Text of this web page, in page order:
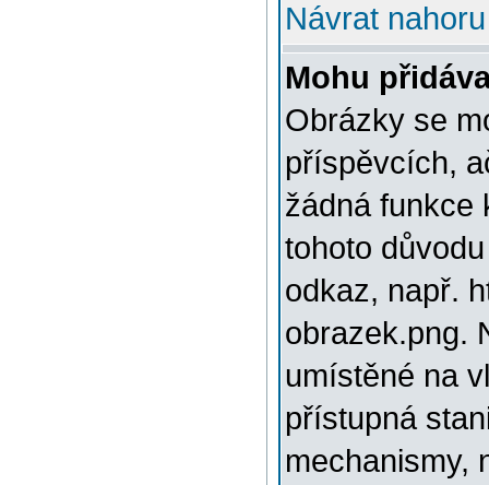
Návrat nahoru
Mohu
Obrázky se
příspěvcích,
žádná funkce
tohoto
odkaz, např.
obrazek.png.
umístěné na
přístupná
mechanismy,